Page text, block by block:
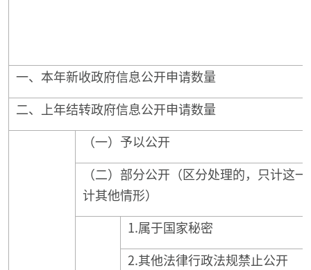
一、本年新收政府信息公开申请数量
二、上年结转政府信息公开申请数量
（一）予以公开
（二）部分公开（区分处理的，只计这
计其他情形）
1.属于国家秘密
2.其他法律行政法规禁止公开